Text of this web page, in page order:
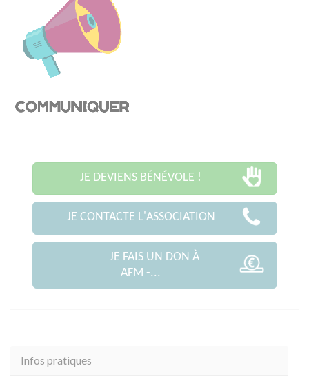
JE DEVIENS BÉNÉVOLE !
JE CONTACTE L'ASSOCIATION
JE FAIS UN DON À
AFM -...
Infos pratiques